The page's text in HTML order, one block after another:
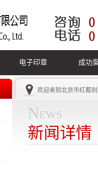
电子印章 成功
欢迎来到 北京市红都
News
新闻详情